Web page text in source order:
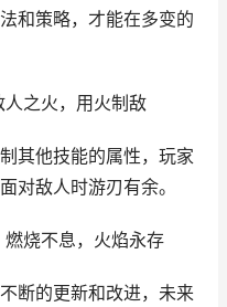
和策略，才能在多变的
之火，用火制敌
其他技能的属性，玩家
对敌人时游刃有余。
烧不息，火焰永存
断的更新和改进，未来